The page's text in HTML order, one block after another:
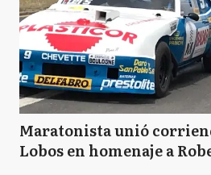
Maratonista unió
Lobos en homenaje a